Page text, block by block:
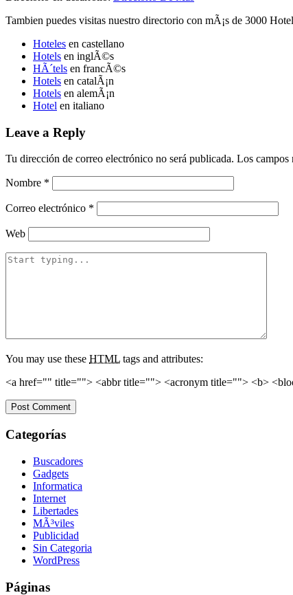
Tambien puedes visitas nuestro directorio con mÃ¡s de 3000
Hoteles en castellano
Hotels en inglÃ©s
HÃ´tels en francÃ©s
Hotels en catalÃ¡n
Hotels en alemÃ¡n
Hotel en italiano
Leave a Reply
Tu dirección de correo electrónico no será publicada. Los campos
Nombre *
Correo electrónico *
Web
You may use these HTML tags and attributes:
<a href="" title=""> <abbr title=""> <acronym title=""> <b>
Categorías
Buscadores
Gadgets
Informatica
Internet
Libertades
MÃ³viles
Publicidad
Sin Categoria
WordPress
Páginas